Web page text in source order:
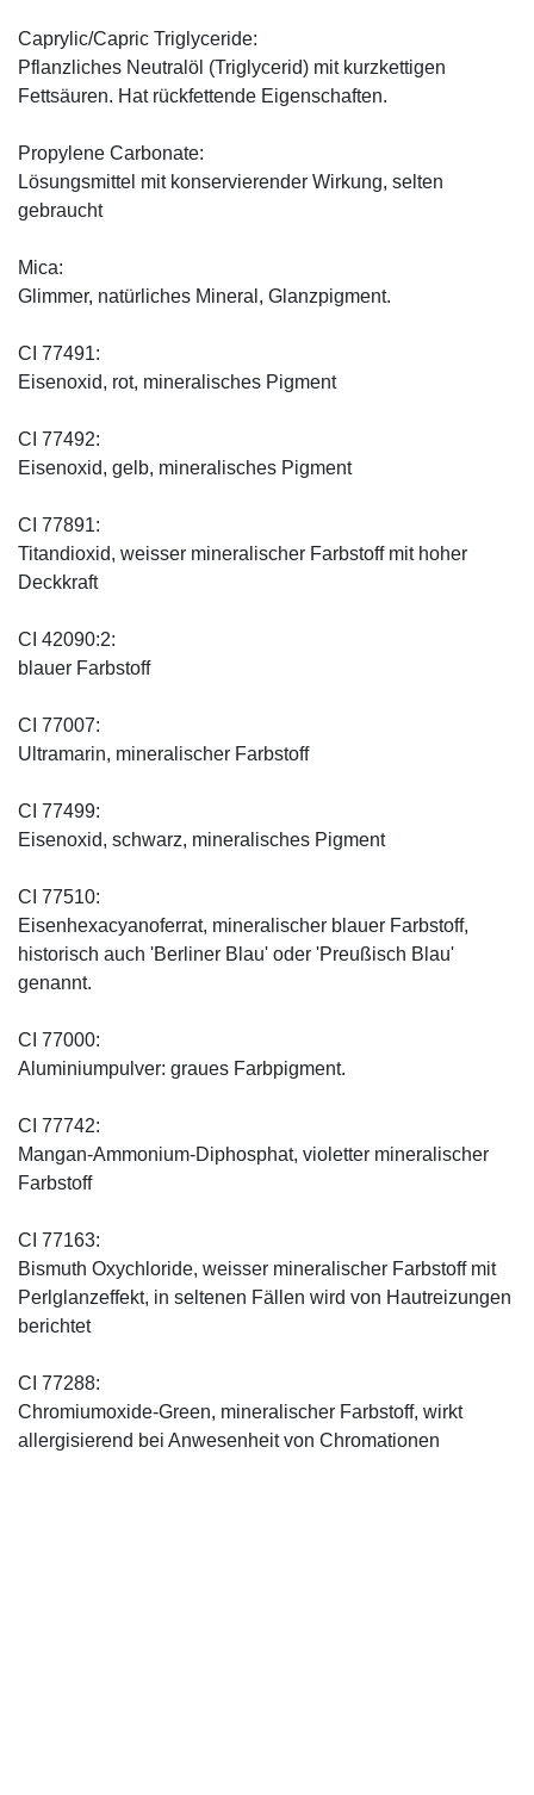
Caprylic/Capric Triglyceride:
Pflanzliches Neutralöl (Triglycerid) mit kurzkettigen
Fettsäuren. Hat rückfettende Eigenschaften.
Propylene Carbonate:
Lösungsmittel mit konservierender Wirkung, selten
gebraucht
Mica:
Glimmer, natürliches Mineral, Glanzpigment.
CI 77491:
Eisenoxid, rot, mineralisches Pigment
CI 77492:
Eisenoxid, gelb, mineralisches Pigment
CI 77891:
Titandioxid, weisser mineralischer Farbstoff mit hoher
Deckkraft
CI 42090:2:
blauer Farbstoff
CI 77007:
Ultramarin, mineralischer Farbstoff
CI 77499:
Eisenoxid, schwarz, mineralisches Pigment
CI 77510:
Eisenhexacyanoferrat, mineralischer blauer Farbstoff,
historisch auch 'Berliner Blau' oder 'Preußisch Blau'
genannt.
CI 77000:
Aluminiumpulver: graues Farbpigment.
CI 77742:
Mangan-Ammonium-Diphosphat, violetter mineralischer
Farbstoff
CI 77163:
Bismuth Oxychloride, weisser mineralischer Farbstoff mit
Perlglanzeffekt, in seltenen Fällen wird von Hautreizungen
berichtet
CI 77288:
Chromiumoxide-Green, mineralischer ­Farbstoff, wirkt
allergisierend bei Anwesenheit von Chromationen